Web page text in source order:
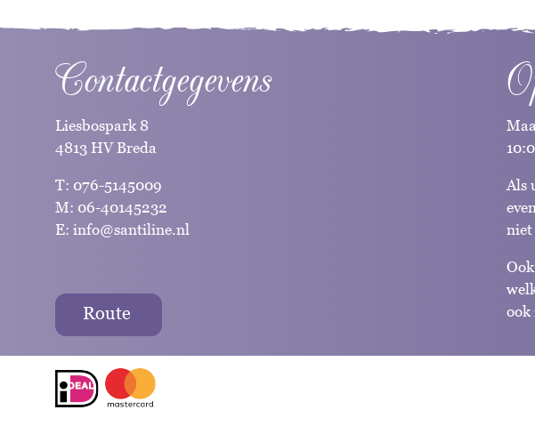
Contactgegevens
Liesbospark 8
4813 HV Breda
T: 076-5145009
M: 06-40145232
E: info@santiline.nl
Route
Als
niet
ook